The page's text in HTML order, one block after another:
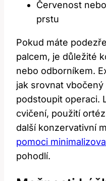
Červenost
prstu
Pokud máte
palcem, je důležité
nebo odborníkem.
jak srovnat
podstoupit operaci.
cvičení, použití
další konzervativní
pomoci
pohodlí.